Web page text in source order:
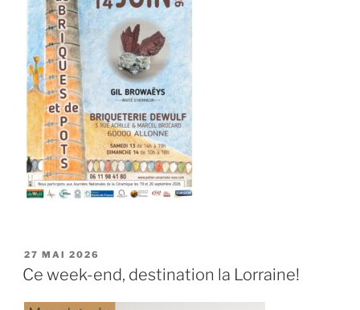
PUBLIÉ
LE
27 MAI 2026
Ce week-end, destination la Lorraine!